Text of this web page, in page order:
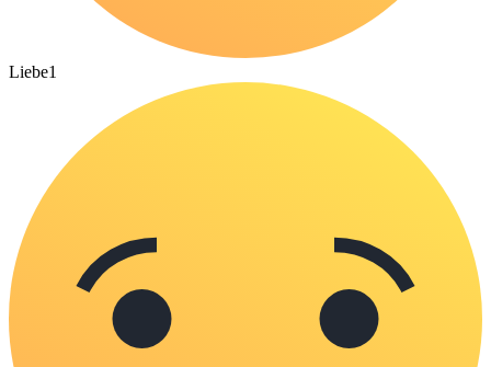
Liebe1